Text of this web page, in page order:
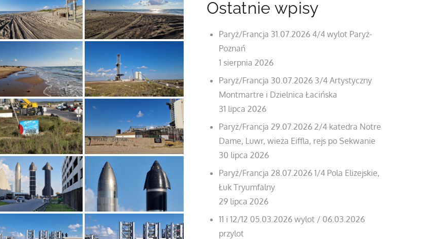
Ostatnie wpisy
Paryż/Francja 31.07.2026 4/4 wylot Paryż-
Poznań
1 sierpnia 2026
Paryż/Francja 30.07.2026 3/4 Artystyczny
Montmartre i Dzielnica Łacińska
31 lipca 2026
Paryż/Francja 29.07.2026 2/4 katedra Notre
Dame, Luwr, wieża Eiffla, rejs po Sekwanie
30 lipca 2026
Paryż/Francja 28.07.2026 1/4 Pola Elizejskie,
Łuk Tryumfalny
29 lipca 2026
11 i 12/12 05.03.2026 wylot / 06.03.2026
przylot